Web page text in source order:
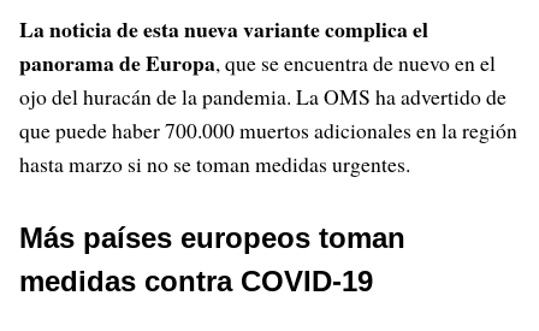
La noticia de esta nueva variante complica el
panorama de Europa, que se encuentra de nuevo en el
ojo del huracán de la pandemia. La OMS ha advertido de
que puede haber 700.000 muertos adicionales en la región
hasta marzo si no se toman medidas urgentes.
Más países europeos toman
medidas contra COVID-19